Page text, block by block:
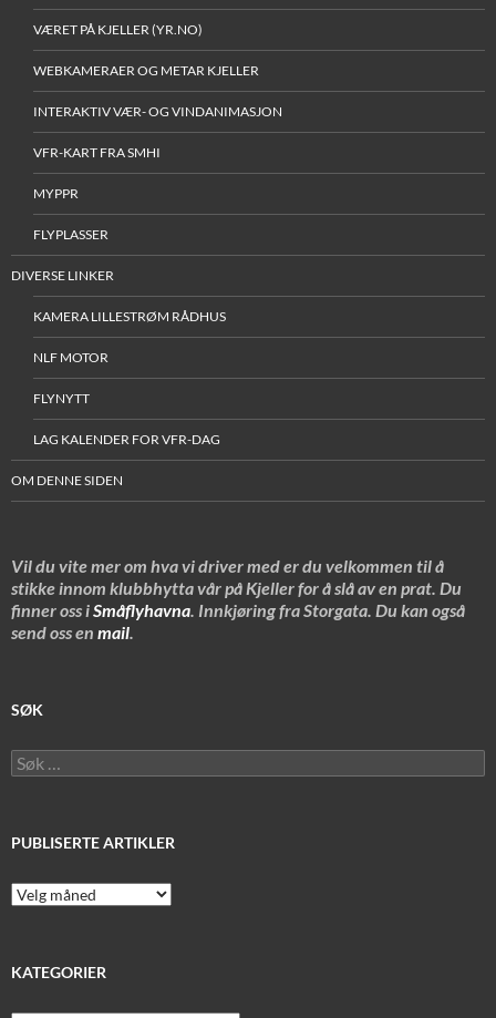
VÆRET PÅ KJELLER (YR.NO)
WEBKAMERAER OG METAR KJELLER
INTERAKTIV VÆR- OG VINDANIMASJON
VFR-KART FRA SMHI
MYPPR
FLYPLASSER
DIVERSE LINKER
KAMERA LILLESTRØM RÅDHUS
NLF MOTOR
FLYNYTT
LAG KALENDER FOR VFR-DAG
OM DENNE SIDEN
Vil du vite mer om hva vi driver med er du velkommen til å
stikke innom klubbhytta vår på Kjeller for å slå av en prat. Du
finner oss iSmåflyhavna. Innkjøring fra Storgata. Du kan også
send oss en mail.
SØK
Søk
etter:
PUBLISERTE ARTIKLER
Publiserte
artikler
KATEGORIER